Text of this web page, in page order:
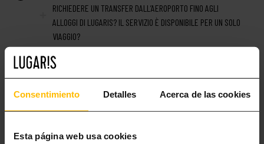
Consentimiento Detalles Acerca de las cookies
Esta página web usa cookies
RICHIEDERE UN TRANSFER DALL’AEROPORTO FINO AGLI
ALLOGGI DI LUGARIS? IL SERVIZIO È DISPONIBILE PER UN SOLO
VIAGGIO?
ARRIVO A BARCELLONA NEL WEEKEND A TARDA NOTTE,
IL SERVIZIO DI SPESA AL SUPERMERCATO DI LUGARIS?
VIAGGIO CON UN BAMBINO A SEGUITO. È POSSIBILE AVERE UNA